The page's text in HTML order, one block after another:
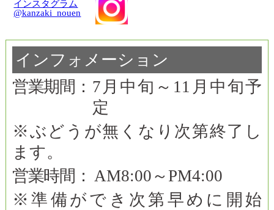
インスタグラム
@kanzaki_nouen
インフォメーション
営業期間： 7月中旬～11月中旬予
定
※ぶどうが無くなり次第終了し
ます。
営業時間： AM8:00～PM4:00
※準備ができ次第早めに開始